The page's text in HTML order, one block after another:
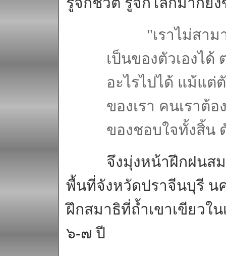
"เราไม่สาม
เป็นของตัวเองได้
อะไรไปได้ แม้แต่
ของเรา คนเราต้
ของชอบใจทั้งสิ้น
จึงมุ่งหน้าฝึกฝนสมา
พื้นที่จังหวัดปราจีนบุรี น
ฝึกสมาธิที่ถ้ำเขาเขียวใ
๖-๗ ปี